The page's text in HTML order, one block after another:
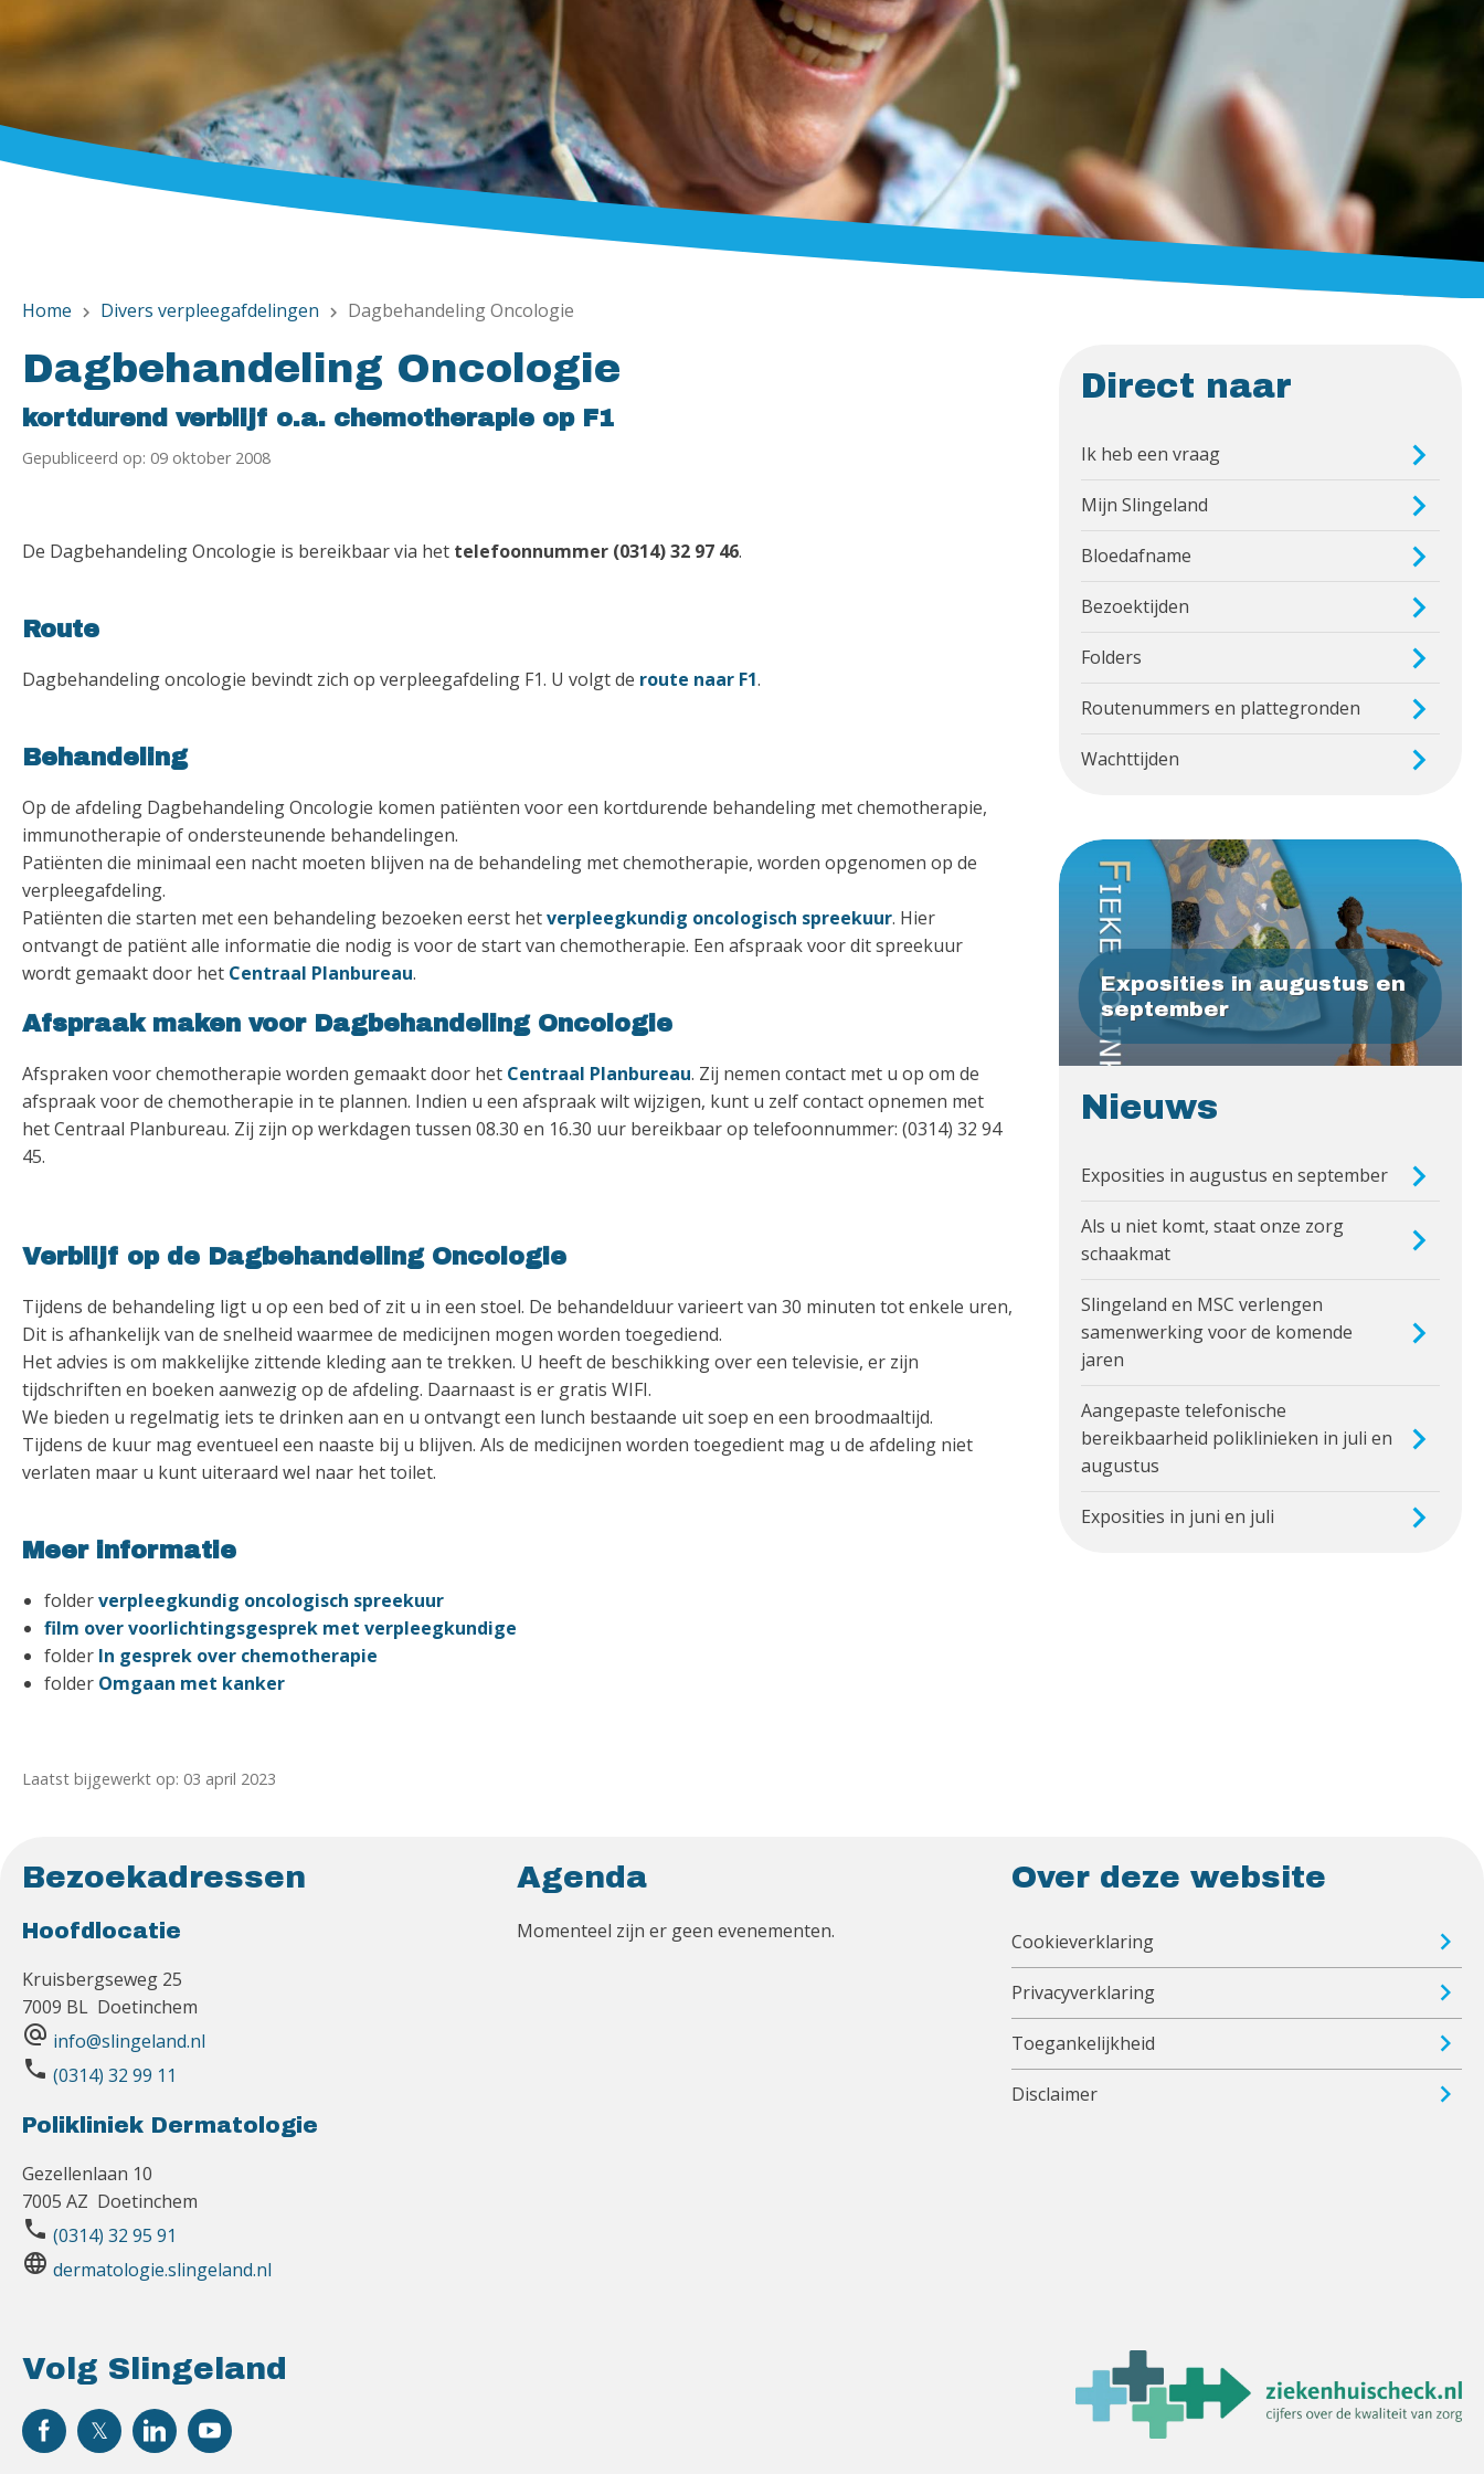
Home chevron_right Divers verpleegafdelingen chevron_right Dagbehandeling Oncologie
Dagbehandeling Oncologie
kortdurend verblijf o.a. chemotherapie op F1
Gepubliceerd op: 09 oktober 2008
De Dagbehandeling Oncologie is bereikbaar via het telefoonnummer (0314) 32 97 46.
Route
Dagbehandeling oncologie bevindt zich op verpleegafdeling F1. U volgt de route naar F1.
Behandeling
Op de afdeling Dagbehandeling Oncologie komen patiënten voor een kortdurende behandeling met chemotherapie,
immunotherapie of ondersteunende behandelingen.
Patiënten die minimaal een nacht moeten blijven na de behandeling met chemotherapie, worden opgenomen op de
verpleegafdeling.
Patiënten die starten met een behandeling bezoeken eerst hetverpleegkundig oncologisch spreekuur. Hier
ontvangt de patiënt alle informatie die nodig is voor de start van chemotherapie. Een afspraak voor dit spreekuur
wordt gemaakt door het Centraal Planbureau.
Afspraak maken voor Dagbehandeling Oncologie
Afspraken voor chemotherapie worden gemaakt door het Centraal Planbureau. Zij nemen contact met u op om de
afspraak voor de chemotherapie in te plannen. Indien u een afspraak wilt wijzigen, kunt u zelf contact opnemen met
het Centraal Planbureau. Zij zijn op werkdagen tussen 08.30 en 16.30 uur bereikbaar op telefoonnummer: (0314) 32 94
45.
Verblijf op de Dagbehandeling Oncologie
Tijdens de behandeling ligt u op een bed of zit u in een stoel. De behandelduur varieert van 30 minuten tot enkele uren,
Dit is afhankelijk van de snelheid waarmee de medicijnen mogen worden toegediend.
Het advies is om makkelijke zittende kleding aan te trekken. U heeft de beschikking over een televisie, er zijn
tijdschriften en boeken aanwezig op de afdeling. Daarnaast is er gratis WIFI.
We bieden u regelmatig iets te drinken aan en u ontvangt een lunch bestaande uit soep en een broodmaaltijd.
Tijdens de kuur mag eventueel een naaste bij u blijven. Als de medicijnen worden toegedient mag u de afdeling niet
verlaten maar u kunt uiteraard wel naar het toilet.
Meer informatie
folderverpleegkundig oncologisch spreekuur
film over voorlichtingsgesprek met verpleegkundige
folder In gesprek over chemotherapie
folder Omgaan met kanker
Laatst bijgewerkt op: 03 april 2023
Direct naar
Ik heb een vraag
Mijn Slingeland
Bloedafname
Bezoektijden
Folders
Routenummers en plattegronden
Wachttijden
Exposities in augustus en
september
Nieuws
Exposities in augustus en september
Als u niet komt, staat onze zorg
schaakmat
Slingeland en MSC verlengen
samenwerking voor de komende
jaren
Aangepaste telefonische
bereikbaarheid poliklinieken in juli en
augustus
Exposities in juni en juli
Bezoekadressen
Hoofdlocatie
Kruisbergseweg 25
7009 BL Doetinchem
alternate_email info@slingeland.nl
phone (0314) 32 99 11
Polikliniek Dermatologie
Gezellenlaan 10
7005 AZ Doetinchem
phone (0314) 32 95 91
language dermatologie.slingeland.nl
Volg Slingeland
Agenda
Momenteel zijn er geen evenementen.
Over deze website
Cookieverklaring
Privacyverklaring
Toegankelijkheid
Disclaimer